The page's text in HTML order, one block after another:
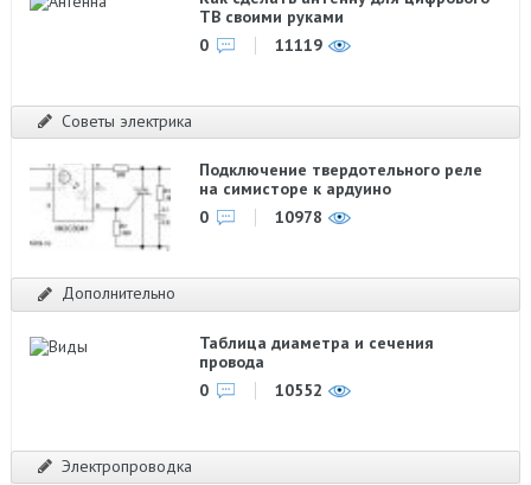
ТВ своими руками
0
11119
Советы электрика
Подключение твердотельного реле
на симисторе к ардуино
0
10978
Дополнительно
Таблица диаметра и сечения
провода
0
10552
Электропроводка